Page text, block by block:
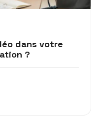
dans votre
?